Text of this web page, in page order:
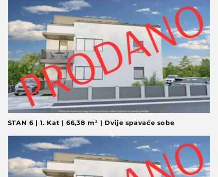
STAN 6 | 1. Kat | 66,38 m² | Dvije spavaće sobe